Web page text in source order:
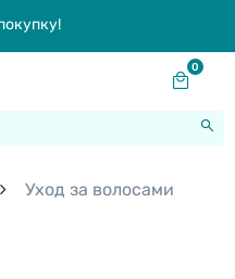
0
Уход за волосами